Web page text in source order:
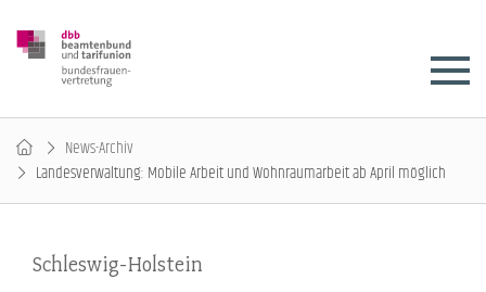
News-Archiv
Landesverwaltung: Mobile Arbeit und Wohnraumarbeit ab April möglich
Schleswig-Holstein